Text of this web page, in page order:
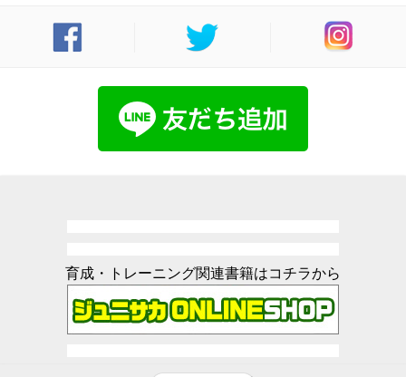
育成・トレーニング関連書籍はコチラから